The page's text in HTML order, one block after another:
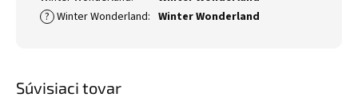
? Winter Wonderland: Winter Wonderland
Súvisiaci tovar